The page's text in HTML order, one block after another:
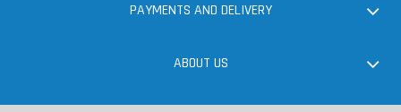
PAYMENTS AND DELIVERY
ABOUT US